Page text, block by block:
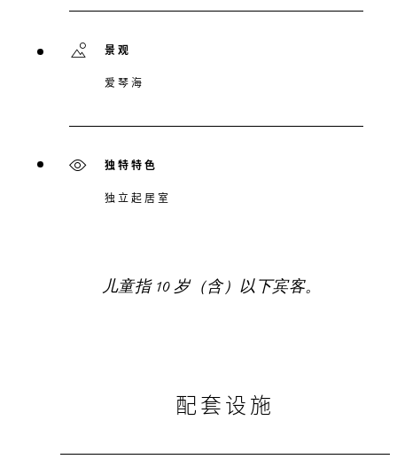
景观
爱琴海
独特特色
独立起居室
儿童指 10 岁（含）以下宾客。
配套设施